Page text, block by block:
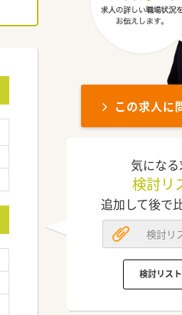
この求人に
気にな
検討リ
追加して後で
検討リ
検討リス